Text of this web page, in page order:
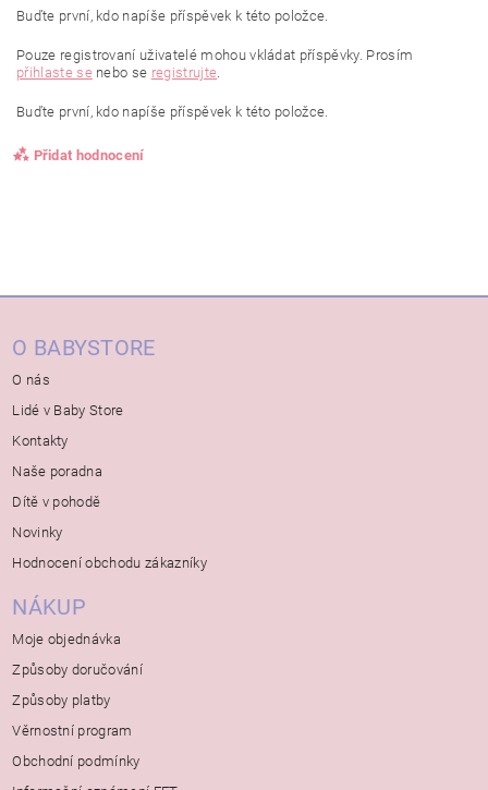
Buďte první, kdo napíše příspěvek k této položce.
Pouze registrovaní uživatelé mohou vkládat příspěvky. Prosím
přihlaste senebo se registrujte
Buďte první, kdo napíše příspěvek k této položce.
Přidat hodnocení
O BABYSTORE
O nás
Lidé v Baby Store
Kontakty
Naše poradna
Dítě v pohodě
Novinky
Hodnocení obchodu zákazníky
NÁKUP
Moje objednávka
Způsoby doručování
Způsoby platby
Věrnostní program
Obchodní podmínky